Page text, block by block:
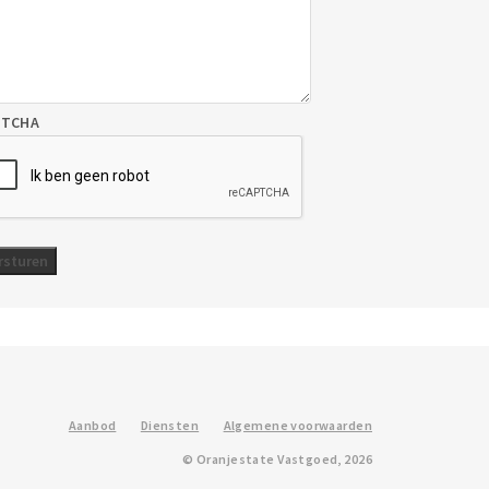
Aanbod Diensten Algemene voorwaarden
© Oranjestate Vastgoed, 2026